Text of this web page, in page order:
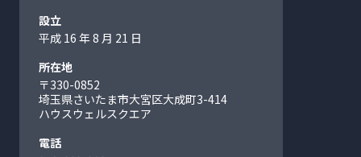
設立
平成 16 年 8 月 21 日
所在地
〒330-0852
埼玉県さいたま市大宮区大成町3-414
ハウスウェルスクエア
電話